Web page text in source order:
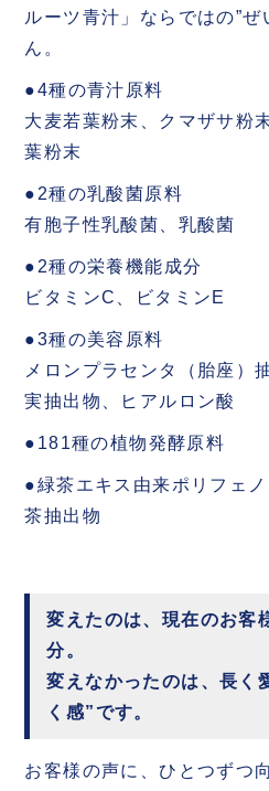
ルーツ青汁」ならではの”
ん。
●4種の青汁原料
大麦若葉粉末、クマザサ粉
葉粉末
●2種の乳酸菌原料
有胞子性乳酸菌、乳酸菌
●2種の栄養機能成分
ビタミンC、ビタミンE
●3種の美容原料
メロンプラセンタ（胎座）
実抽出物、ヒアルロン酸
●181種の植物発酵原料
●緑茶エキス由来ポリフェ
茶抽出物
変えたのは、現在のお客
分。
変えなかったのは、長く
く感”です。
お客様の声に、ひとつずつ